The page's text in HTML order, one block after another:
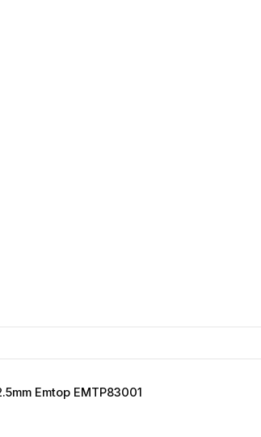
Emtop EMTP83001